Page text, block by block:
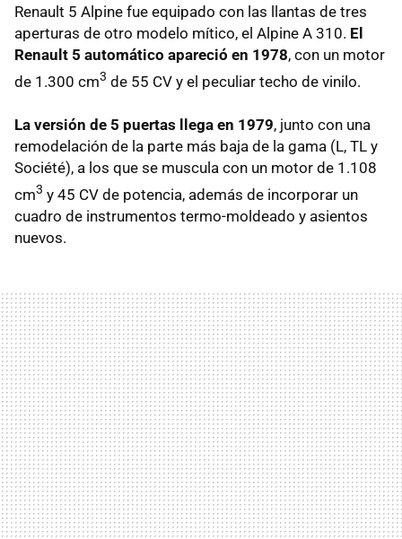
Renault 5 Alpine fue equipado con las llantas de tres
aperturas de otro modelo mítico, el Alpine A 310. El
Renault 5 automático apareció en 1978, con un motor
de 1.300 cm3 de 55 CV y el peculiar techo de vinilo.
La versión de 5 puertas llega en 1979, junto con una
remodelación de la parte más baja de la gama (L, TL y
Société), a los que se muscula con un motor de 1.108
cm3 y 45 CV de potencia, además de incorporar un
cuadro de instrumentos termo-moldeado y asientos
nuevos.